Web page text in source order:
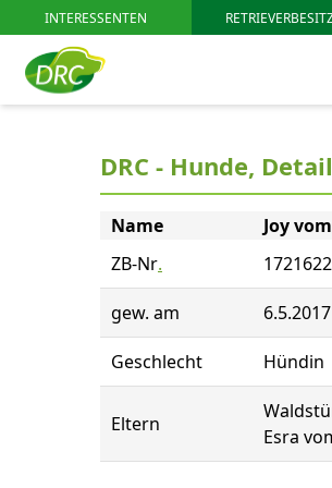
INTERESSENTEN
DRC - Hunde,
Name
Joy
ZB-Nr. 1721622
gew. am 6.5.2017
Geschlecht Hündin
Eltern
Esra